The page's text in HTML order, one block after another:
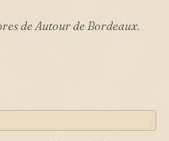
de Autour de Bordeaux.